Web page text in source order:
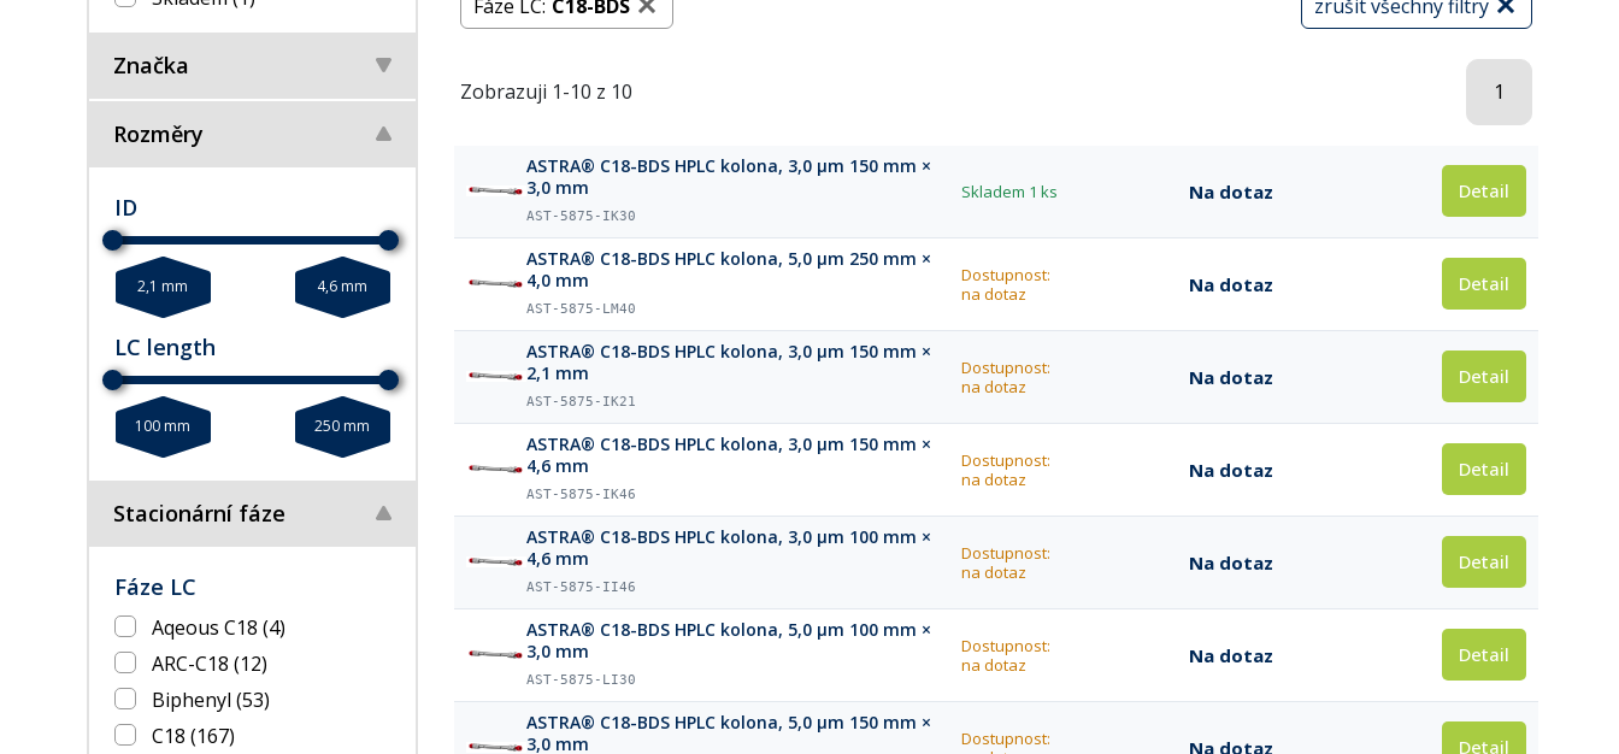
Značka
Rozměry
ID
2,1 mm 4,6 mm
LC length
100 mm 250 mm
Stacionární fáze
Fáze LC
Aqeous C18 (4)
ARC-C18 (12)
Biphenyl (53)
C18 (167)
zrušit všechny filtry
Fáze LC: C18-BDS
Zobrazuji 1-10 z 10 1
ASTRA® C18-BDS HPLC kolona, 3,0 µm 150 mm ×
3,0 mm
AST-5875-IK30
Skladem 1 ks Na dotaz Detail
ASTRA® C18-BDS HPLC kolona, 5,0 µm 250 mm ×
4,0 mm
AST-5875-LM40
Dostupnost:
na dotaz
Na dotaz Detail
ASTRA® C18-BDS HPLC kolona, 3,0 µm 150 mm ×
2,1 mm
AST-5875-IK21
Dostupnost:
na dotaz
Na dotaz Detail
ASTRA® C18-BDS HPLC kolona, 3,0 µm 150 mm ×
4,6 mm
AST-5875-IK46
Dostupnost:
na dotaz
Na dotaz Detail
ASTRA® C18-BDS HPLC kolona, 3,0 µm 100 mm ×
4,6 mm
AST-5875-II46
Dostupnost:
na dotaz
Na dotaz Detail
ASTRA® C18-BDS HPLC kolona, 5,0 µm 100 mm ×
3,0 mm
AST-5875-LI30
Dostupnost:
na dotaz
Na dotaz Detail
ASTRA® C18-BDS HPLC kolona, 5,0 µm 150 mm ×
3,0 mm
Dostupnost:
Na dotaz Detail